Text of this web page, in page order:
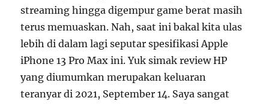
streaming hingga digempur game berat masih
terus memuaskan. Nah, saat ini bakal kita ulas
lebih di dalam lagi seputar spesifikasi Apple
iPhone 13 Pro Max ini. Yuk simak review HP
yang diumumkan merupakan keluaran
teranyar di 2021, September 14. Saya sangat